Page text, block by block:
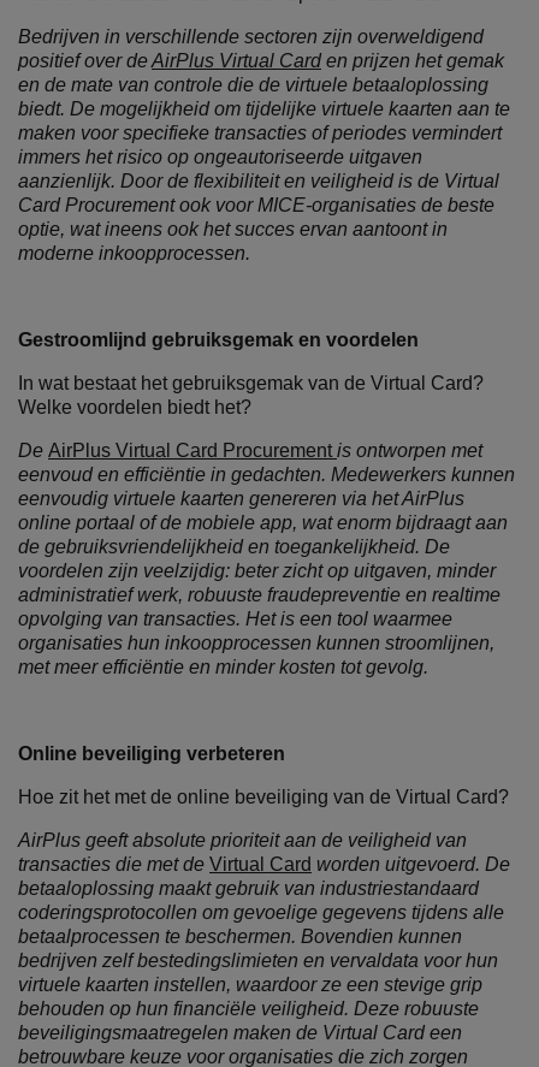
Bedrijven in verschillende sectoren zijn overweldigend
positief over deAirPlus Virtual Carden prijzen het gemak
en de mate van controle die de virtuele betaaloplossing
biedt. De mogelijkheid om tijdelijke virtuele kaarten aan te
maken voor specifieke transacties of periodes vermindert
immers het risico op ongeautoriseerde uitgaven
aanzienlijk. Door de flexibiliteit en veiligheid is de Virtual
Card Procurement ook voor MICE-organisaties de beste
optie, wat ineens ook het succes ervan aantoont in
moderne inkoopprocessen.
Gestroomlijnd gebruiksgemak en voordelen
In wat bestaat het gebruiksgemak van de Virtual Card?
Welke voordelen biedt het?
De AirPlus Virtual Card Procurement is ontworpen met
eenvoud en efficiëntie in gedachten. Medewerkers kunnen
eenvoudig virtuele kaarten genereren via het AirPlus
online portaal of de mobiele app, wat enorm bijdraagt aan
de gebruiksvriendelijkheid en toegankelijkheid. De
voordelen zijn veelzijdig: beter zicht op uitgaven, minder
administratief werk, robuuste fraudepreventie en realtime
opvolging van transacties. Het is een tool waarmee
organisaties hun inkoopprocessen kunnen stroomlijnen,
met meer efficiëntie en minder kosten tot gevolg.
Online beveiliging verbeteren
Hoe zit het met de online beveiliging van de Virtual Card?
AirPlus geeft absolute prioriteit aan de veiligheid van
transacties die met de Virtual Card worden uitgevoerd. De
betaaloplossing maakt gebruik van industriestandaard
coderingsprotocollen om gevoelige gegevens tijdens alle
betaalprocessen te beschermen. Bovendien kunnen
bedrijven zelf bestedingslimieten en vervaldata voor hun
virtuele kaarten instellen, waardoor ze een stevige grip
behouden op hun financiële veiligheid. Deze robuuste
beveiligingsmaatregelen maken de Virtual Card een
betrouwbare keuze voor organisaties die zich zorgen